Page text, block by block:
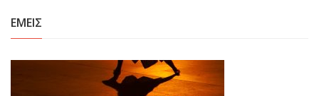
ΕΜΕΙΣ